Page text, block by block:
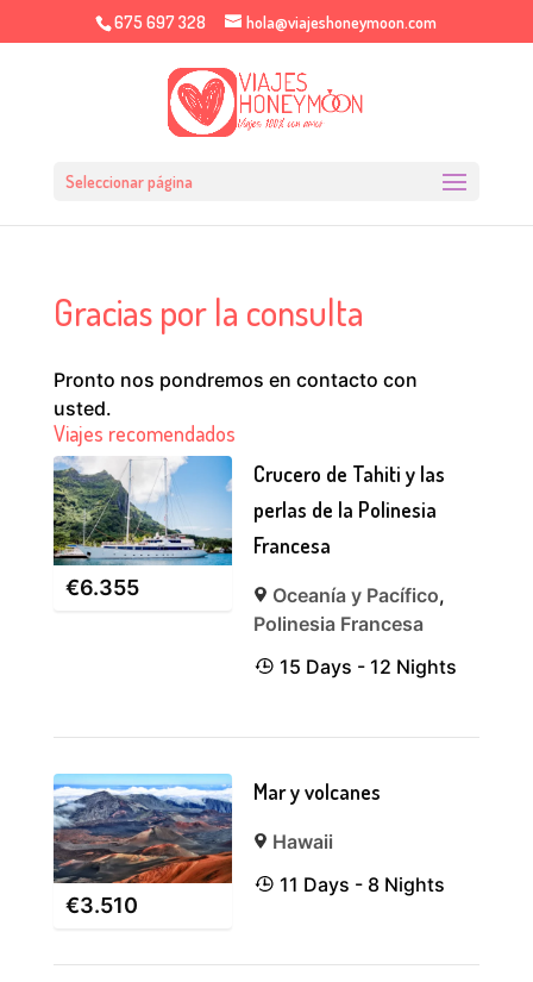
675 697 328 hola@viajeshoneymoon.com
Seleccionar página
Gracias por la consulta
Pronto nos pondremos en contacto con
usted.
Viajes recomendados
€6.355
Crucero de Tahiti y las
perlas de la Polinesia
Francesa
Oceanía y Pacífico,
Polinesia Francesa
15 Days - 12 Nights
€3.510
Mar y volcanes
Hawaii
11 Days - 8 Nights